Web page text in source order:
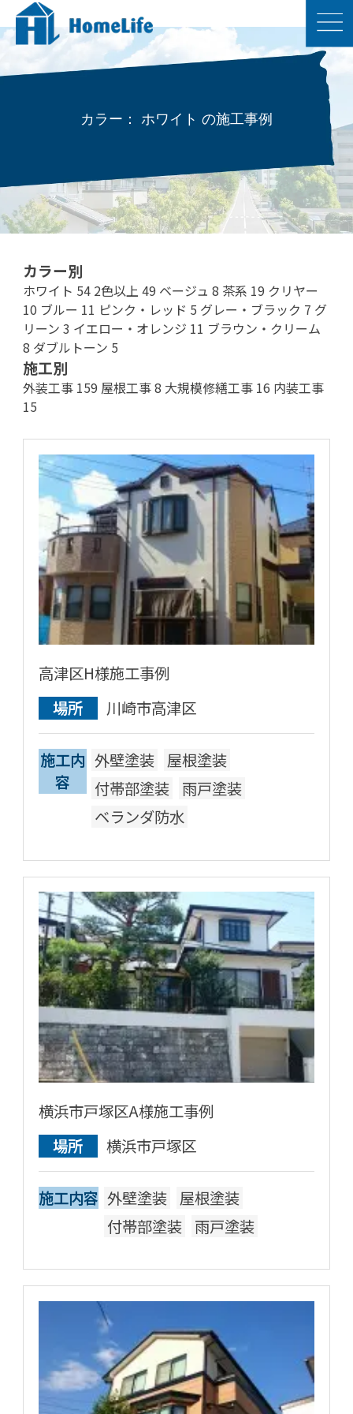
カラー： ホワイト の施工事例
カラー別
ホワイト 54 2色以上49 ベージュ8 茶系 19 クリヤー
10 ブルー 11 ピンク・レッド 5 グレー・ブラック 7 グ
リーン3 イエロー・オレンジ 11 ブラウン・クリーム
8 ダブルトーン 5
施工別
外装工事 159 屋根工事8 大規模修繕工事 16 内装工事
15
高津区H様施工事例
場所
川崎市高津区
施工内
容
外壁塗装
屋根塗装
付帯部塗装
雨戸塗装
ベランダ防水
横浜市戸塚区A様施工事例
場所
横浜市戸塚区
施工内容 外壁塗装
屋根塗装
付帯部塗装
雨戸塗装